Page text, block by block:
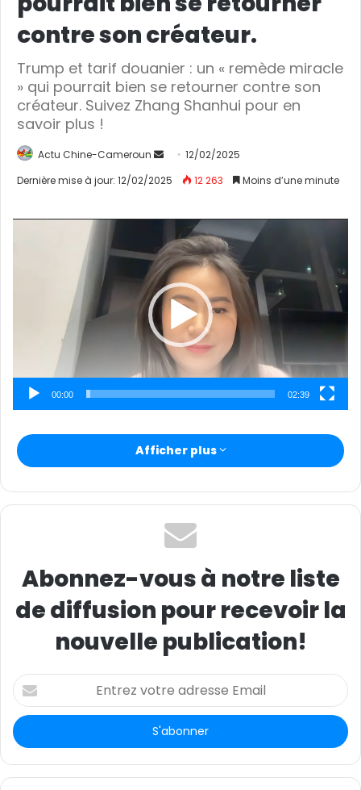
contre son créateur.
Trump et tarif douanier : un « remède miracle
» qui pourrait bien se retourner contre son
créateur. Suivez Zhang Shanhui pour en
savoir plus !
Actu Chine-Cameroun
n
e
r
u
n
o
u
r
e
l
12/02/2025
Dernière mise à jour: 12/02/2025
12 263 Moins d’une minute
00:00 02:39
Afficher plus
Abonnez-vous à notre liste
de diffusion pour recevoir la
nouvelle publication!
E
n
r
e
z